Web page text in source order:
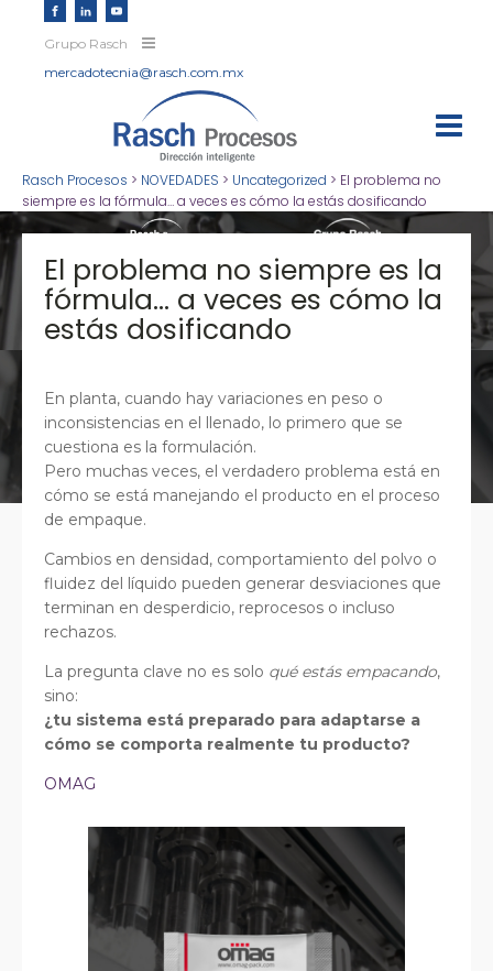
Grupo Rasch
mercadotecnia@rasch.com.mx
Rasch Procesos > NOVEDADES > Uncategorized > El problema no
siempre es la fórmula… a veces es cómo la estás dosificando
El problema no siempre es la
fórmula… a veces es cómo la
estás dosificando
En planta, cuando hay variaciones en peso o
inconsistencias en el llenado, lo primero que se
cuestiona es la formulación.
Pero muchas veces, el verdadero problema está en
cómo se está manejando el producto en el proceso
de empaque.
Cambios en densidad, comportamiento del polvo o
fluidez del líquido pueden generar desviaciones que
terminan en desperdicio, reprocesos o incluso
rechazos.
La pregunta clave no es solo qué estás empacando,
sino:
¿tu sistema está preparado para adaptarse a
cómo se comporta realmente tu producto?
OMAG